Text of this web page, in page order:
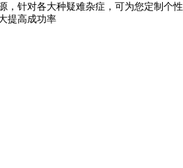
，针对各大种疑难杂症，可为您定制个性
提高成功率